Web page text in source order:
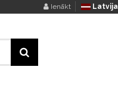
Ienākt Latvija